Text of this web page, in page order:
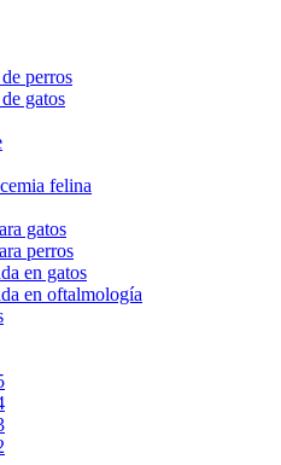
perros
gatos
felina
gatos
perros
en gatos
en oftalmología